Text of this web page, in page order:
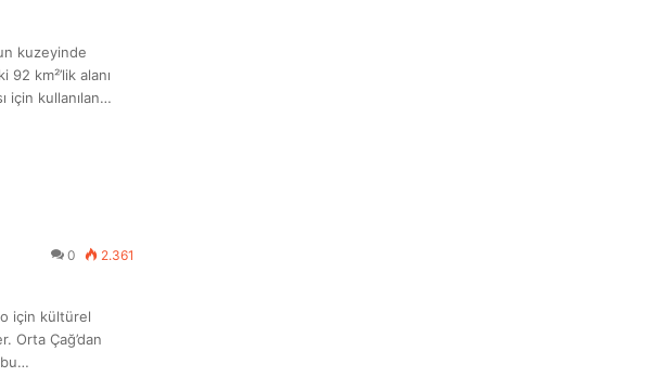
kuzeyinde
92 km²’lik alanı
için kullanılan…
0 2.361
için kültürel
Orta Çağ’dan